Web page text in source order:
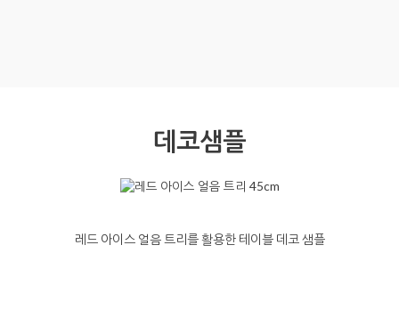
데코샘플
레드 아이스 얼음 트리를 활용한 테이블 데코 샘플